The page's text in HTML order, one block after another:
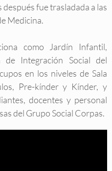
fue trasladada a las
Medicina.
como Jardín Infantil,
Integración Social del
en los niveles de Sala
Pre-kínder y Kínder, y
docentes y personal
del Grupo Social Corpas.